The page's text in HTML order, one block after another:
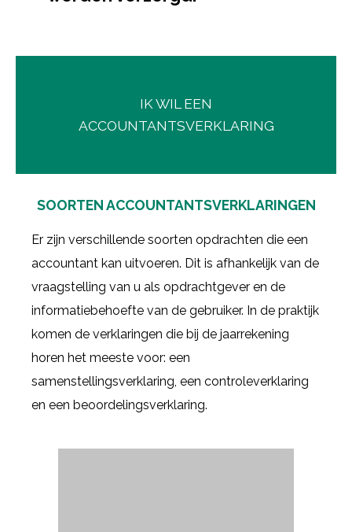
IK WIL EEN
ACCOUNTANTSVERKLARING
SOORTEN ACCOUNTANTSVERKLARINGEN
Er zijn verschillende soorten opdrachten die een
accountant kan uitvoeren. Dit is afhankelijk van de
vraagstelling van u als opdrachtgever en de
informatiebehoefte van de gebruiker. In de praktijk
komen de verklaringen die bij de jaarrekening
horen het meeste voor: een
samenstellingsverklaring, een controleverklaring
en een beoordelingsverklaring.